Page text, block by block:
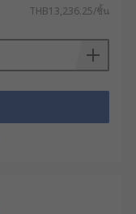
THB13,236.25/ชิ้น